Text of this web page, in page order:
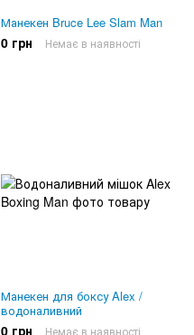
Манекен Bruce Lee Slam Man
0 грн Немає в наявності
Манекен для боксу Alex /
водоналивний
0 грн Немає в наявності